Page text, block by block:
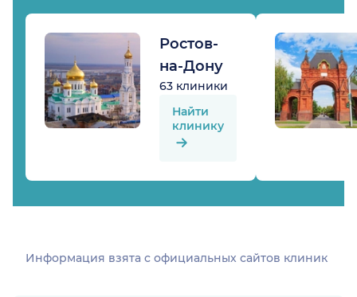
Ростов-
на-Дону
63 клиники
Найти
клинику
Информация взята c официальных сайтов клиник